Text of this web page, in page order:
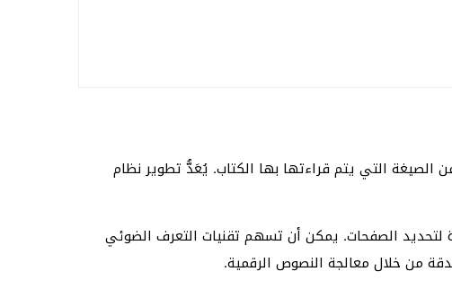
التي يتم قراءتها بها الكتاب. يُعَدُّ تطوير نظام
لتحديد الصفحات. يمكن أن تسهم تقنيات التعرف الضوئي